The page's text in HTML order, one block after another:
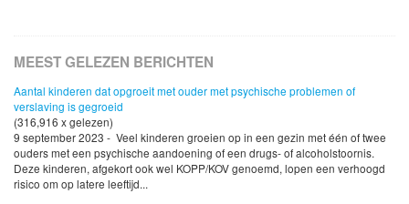
MEEST GELEZEN BERICHTEN
Aantal kinderen dat opgroeit met ouder met psychische problemen of
verslaving is gegroeid
(316,916 x gelezen)
9 september 2023 - Veel kinderen groeien op in een gezin met één of twee
ouders met een psychische aandoening of een drugs- of alcoholstoornis.
Deze kinderen, afgekort ook wel KOPP/KOV genoemd, lopen een verhoogd
risico om op latere leeftijd...